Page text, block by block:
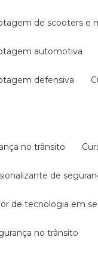
de scooters e
automotiva
defensiva
no trânsito
de
de tecnologia em
no trânsito